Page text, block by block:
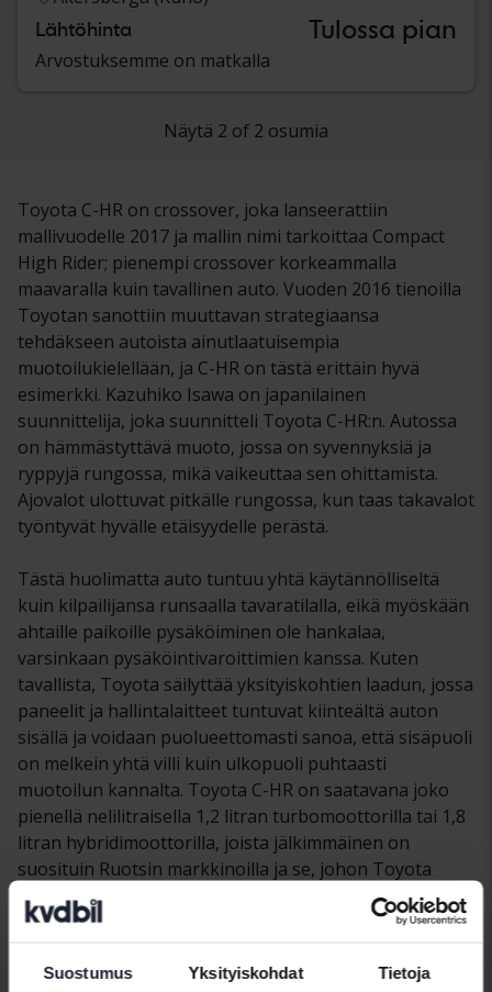
Suostumus Yksityiskohdat Tietoja
Lähtöhinta Tulossa pian
Arvostuksemme on matkalla
Näytä 2 of 2 osumia
Toyota C-HR on crossover, joka lanseerattiin
mallivuodelle 2017 ja mallin nimi tarkoittaa Compact
High Rider; pienempi crossover korkeammalla
maavaralla kuin tavallinen auto. Vuoden 2016 tienoilla
Toyotan sanottiin muuttavan strategiaansa
tehdäkseen autoista ainutlaatuisempia
muotoilukielellään, ja C-HR on tästä erittäin hyvä
esimerkki. Kazuhiko Isawa on japanilainen
suunnittelija, joka suunnitteli Toyota C-HR:n. Autossa
on hämmästyttävä muoto, jossa on syvennyksiä ja
ryppyjä rungossa, mikä vaikeuttaa sen ohittamista.
Ajovalot ulottuvat pitkälle rungossa, kun taas takavalot
työntyvät hyvälle etäisyydelle perästä.
Tästä huolimatta auto tuntuu yhtä käytännölliseltä
kuin kilpailijansa runsaalla tavaratilalla, eikä myöskään
ahtaille paikoille pysäköiminen ole hankalaa,
varsinkaan pysäköintivaroittimien kanssa. Kuten
tavallista, Toyota säilyttää yksityiskohtien laadun, jossa
paneelit ja hallintalaitteet tuntuvat kiinteältä auton
sisällä ja voidaan puolueettomasti sanoa, että sisäpuoli
on melkein yhtä villi kuin ulkopuoli puhtaasti
muotoilun kannalta. Toyota C-HR on saatavana joko
pienellä nelilitraisella 1,2 litran turbomoottorilla tai 1,8
litran hybridimoottorilla, joista jälkimmäinen on
suosituin Ruotsin markkinoilla ja se, johon Toyota
investoi pohjoisessa. Molemmat ovat bensiinikäyttöisiä
ja hybridimoottorissa on 98 hevosvoimaa ilman
hevosvoimaa.